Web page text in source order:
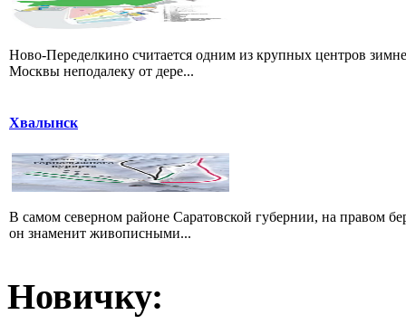
Ново-Переделкино считается одним из крупных центров
Москвы неподалеку от дере...
Хвалынск
В самом северном районе Саратовской губернии, на правом
он знаменит живописными...
Новичку: